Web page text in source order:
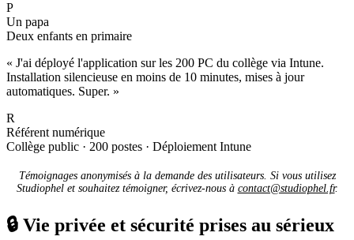
P
Un papa
Deux enfants en primaire
« J'ai déployé l'application sur les 200 PC du collège via Intune.
Installation silencieuse en moins de 10 minutes, mises à jour
automatiques. Super. »
R
Référent numérique
Collège public · 200 postes · Déploiement Intune
Témoignages anonymisés à la demande des utilisateurs. Si vous utilisez
Studiophel et souhaitez témoigner, écrivez-nous à contact@studiophel.fr.
🔒 Vie privée et sécurité prises au sérieux